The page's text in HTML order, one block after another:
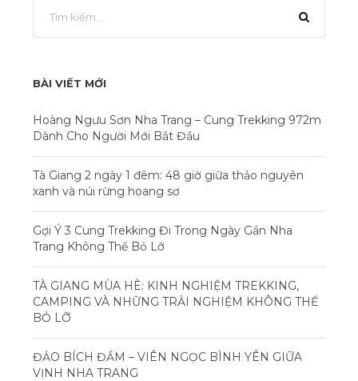
BÀI VIẾT MỚI
Hoàng Ngưu Sơn Nha Trang – Cung Trekking 972m
Dành Cho Người Mới Bắt Đầu
Tà Giang 2 ngày 1 đêm: 48 giờ giữa thảo nguyên
xanh và núi rừng hoang sơ
Gợi Ý 3 Cung Trekking Đi Trong Ngày Gần Nha
Trang Không Thể Bỏ Lỡ
TÀ GIANG MÙA HÈ: KINH NGHIỆM TREKKING,
CAMPING VÀ NHỮNG TRẢI NGHIỆM KHÔNG THỂ
BỎ LỠ
ĐẢO BÍCH ĐẦM – VIÊN NGỌC BÌNH YÊN GIỮA
VỊNH NHA TRANG